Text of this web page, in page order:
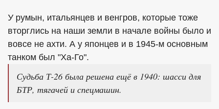
У румын, итальянцев и венгров, которые тоже
вторглись на наши земли в начале войны было и
вовсе не ахти. А у японцев и в 1945-м основным
танком был "Ха-Го".
Судьба Т-26 была решена ещё в 1940: шасси для
БТР, тягачей и спецмашин.